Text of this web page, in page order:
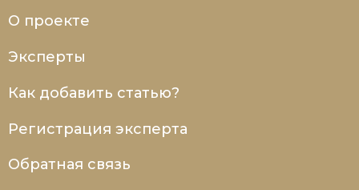
О проекте
Эксперты
Как добавить статью?
Регистрация эксперта
Обратная связь